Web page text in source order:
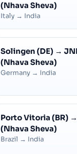
(Nhava Sheva)
Italy → India
Solingen (DE) →
(Nhava Sheva)
Germany → India
Porto Vitoria (BR) →
(Nhava Sheva)
Brazil → India